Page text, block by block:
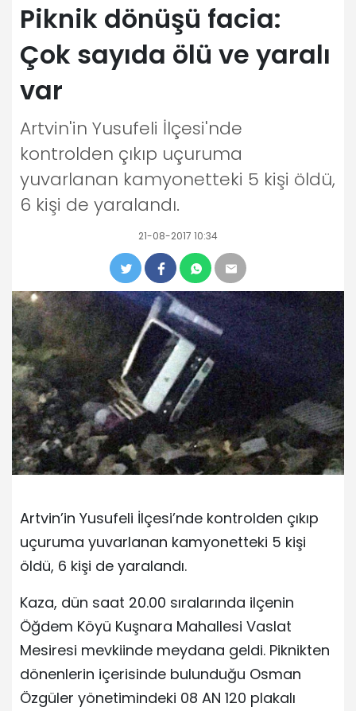
Piknik dönüşü facia:
Çok sayıda ölü ve yaralı
var
Artvin'in Yusufeli İlçesi'nde
kontrolden çıkıp uçuruma
yuvarlanan kamyonetteki 5 kişi öldü,
6 kişi de yaralandı.
21-08-2017 10:34
Artvin’in Yusufeli İlçesi’nde kontrolden çıkıp
uçuruma yuvarlanan kamyonetteki 5 kişi
öldü, 6 kişi de yaralandı.
Kaza, dün saat 20.00 sıralarında ilçenin
Öğdem Köyü Kuşnara Mahallesi Vaslat
Mesiresi mevkiinde meydana geldi. Piknikten
dönenlerin içerisinde bulunduğu Osman
Özgüler yönetimindeki 08 AN 120 plakalı